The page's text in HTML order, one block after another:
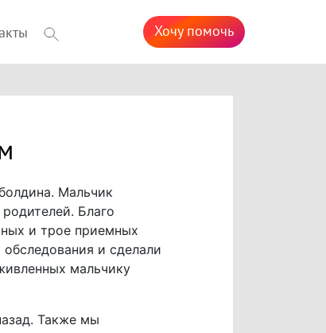
Хочу помочь
Мальчик
Благо
и трое приемных
и сделали
мальчику
Также мы